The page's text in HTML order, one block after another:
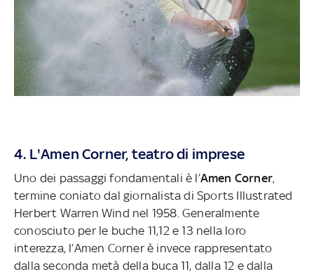
4. L'Amen Corner, teatro di imprese
Uno dei passaggi fondamentali è l’Amen Corner,
termine coniato dal giornalista di Sports Illustrated
Herbert Warren Wind nel 1958. Generalmente
conosciuto per le buche 11,12 e 13 nella loro
interezza, l’Amen Corner è invece rappresentato
dalla seconda metà della buca 11, dalla 12 e dalla